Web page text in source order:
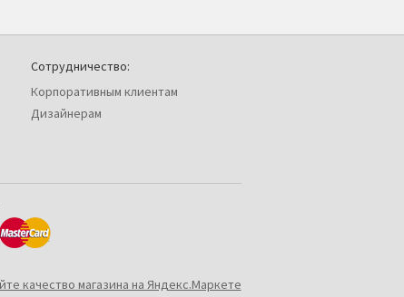
Сотрудничество:
Корпоративным клиентам
Дизайнерам